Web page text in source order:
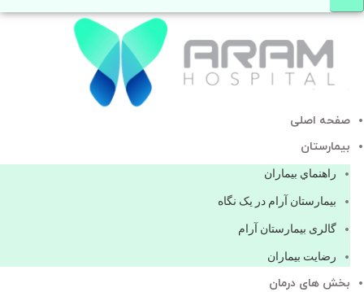
صفحه اصلی
بيمارستان
راهنماي بیماران
بیمارستان آرام در یک نگاه
گالری بیمارستان آرام
رضایت بیماران
بخش های درمان